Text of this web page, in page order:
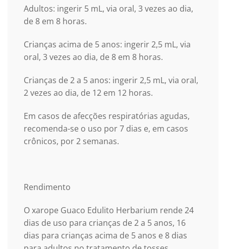
Adultos: ingerir 5 mL, via oral, 3 vezes ao dia,
de 8 em 8 horas.
Crianças acima de 5 anos: ingerir 2,5 mL, via
oral, 3 vezes ao dia, de 8 em 8 horas.
Crianças de 2 a 5 anos: ingerir 2,5 mL, via oral,
2 vezes ao dia, de 12 em 12 horas.
Em casos de afecções respiratórias agudas,
recomenda-se o uso por 7 dias e, em casos
crônicos, por 2 semanas.
Rendimento
O xarope Guaco Edulito Herbarium rende 24
dias de uso para crianças de 2 a 5 anos, 16
dias para crianças acima de 5 anos e 8 dias